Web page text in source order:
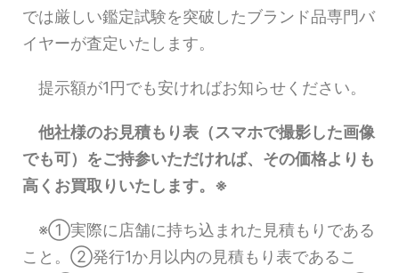
では厳しい鑑定試験を突破したブランド品専門バ
イヤーが査定いたします。
提示額が1円でも安ければお知らせください。
他社様のお見積もり表（スマホで撮影した画像
でも可）をご持参いただければ、その価格よりも
高くお買取りいたします。※
※①実際に店舗に持ち込まれた見積もりである
こと。②発行1か月以内の見積もり表であるこ